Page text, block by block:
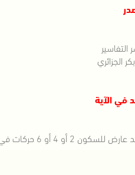
التفاسير
الجزائري
في الآية
6 حركات في كلمة للمتقين